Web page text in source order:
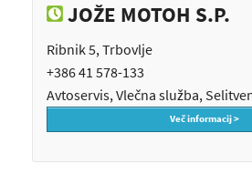
JOŽE MOTOH S.P.
Ribnik 5, Trbovlje
+386 41 578-133
Avtoservis, Vlečna služba,
Več informacij >